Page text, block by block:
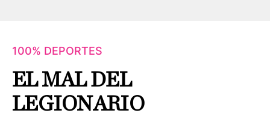
100% DEPORTES
EL MAL DEL
LEGIONARIO